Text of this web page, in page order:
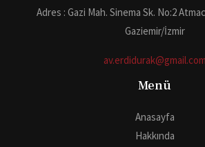
Adres : Gazi Mah. Sinema Sk. No:2
Gaziemir/İzmir
av.erdidurak@gmail.com
Menü
Anasayfa
Hakkında